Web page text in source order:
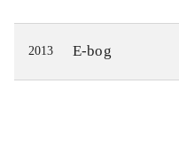
2013 E-bog